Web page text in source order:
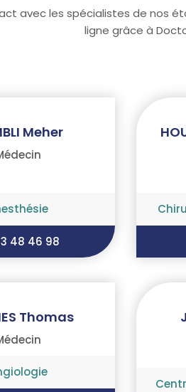
avec les spécialistes de nos
ligne grâce à
Meher
48 46 98
Thomas